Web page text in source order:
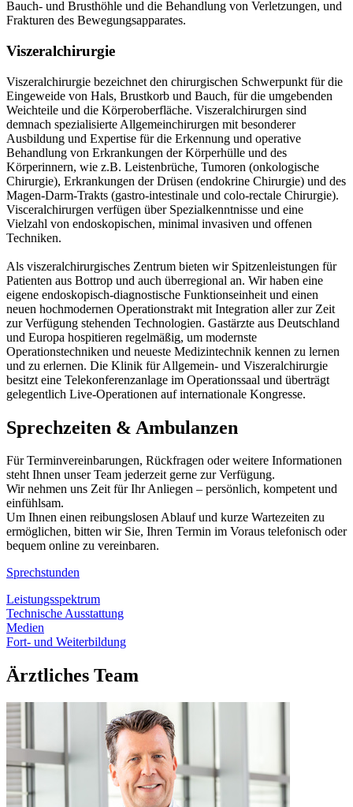
Bauch- und Brusthöhle und die Behandlung von Verletzungen, und
Frakturen des Bewegungsapparates.
Viszeralchirurgie
Viszeralchirurgie bezeichnet den chirurgischen Schwerpunkt für die
Eingeweide von Hals, Brustkorb und Bauch, für die umgebenden
Weichteile und die Körperoberfläche. Viszeralchirurgen sind
demnach spezialisierte Allgemeinchirurgen mit besonderer
Ausbildung und Expertise für die Erkennung und operative
Behandlung von Erkrankungen der Körperhülle und des
Körperinnern, wie z.B. Leistenbrüche, Tumoren (onkologische
Chirurgie), Erkrankungen der Drüsen (endokrine Chirurgie) und des
Magen-Darm-Trakts (gastro-intestinale und colo-rectale Chirurgie).
Visceralchirurgen verfügen über Spezialkenntnisse und eine
Vielzahl von endoskopischen, minimal invasiven und offenen
Techniken.
Als viszeralchirurgisches Zentrum bieten wir Spitzenleistungen für
Patienten aus Bottrop und auch überregional an. Wir haben eine
eigene endoskopisch-diagnostische Funktionseinheit und einen
neuen hochmodernen Operationstrakt mit Integration aller zur Zeit
zur Verfügung stehenden Technologien. Gastärzte aus Deutschland
und Europa hospitieren regelmäßig, um modernste
Operationstechniken und neueste Medizintechnik kennen zu lernen
und zu erlernen. Die Klinik für Allgemein- und Viszeralchirurgie
besitzt eine Telekonferenzanlage im Operationssaal und überträgt
gelegentlich Live-Operationen auf internationale Kongresse.
Sprechzeiten & Ambulanzen
Für Terminvereinbarungen, Rückfragen oder weitere Informationen
steht Ihnen unser Team jederzeit gerne zur Verfügung.
Wir nehmen uns Zeit für Ihr Anliegen – persönlich, kompetent und
einfühlsam.
Um Ihnen einen reibungslosen Ablauf und kurze Wartezeiten zu
ermöglichen, bitten wir Sie, Ihren Termin im Voraus telefonisch oder
bequem online zu vereinbaren.
Sprechstunden
Leistungsspektrum
Technische Ausstattung
Medien
Fort- und Weiterbildung
Ärztliches Team